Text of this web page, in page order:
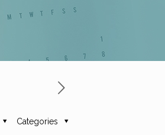
Categories